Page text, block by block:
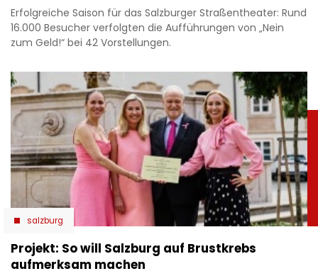
Erfolgreiche Saison für das Salzburger Straßentheater: Rund
16.000 Besucher verfolgten die Aufführungen von „Nein
zum Geld!“ bei 42 Vorstellungen.
salzburg
Projekt: So will Salzburg auf Brustkrebs
aufmerksam machen